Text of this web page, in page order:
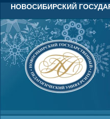
НОВОСИБИРСКИЙ